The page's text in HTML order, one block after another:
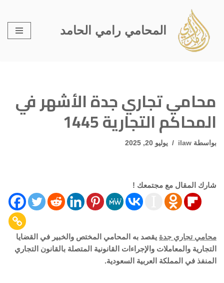
تخطى
إلى
المحتوى
المحامي رامي الحامد
محامي تجاري جدة الأشهر في
المحاكم التجارية 1445
بواسطة ilaw يوليو 20, 2025
شارك المقال مع مجتمعك !
محامي تجاري جدة يقصد به المحامي المختص والخبير في القضايا
التجارية والمعاملات والإجراءات القانونية المتصلة بالقانون التجاري
المنفذ في المملكة العربية السعودية.